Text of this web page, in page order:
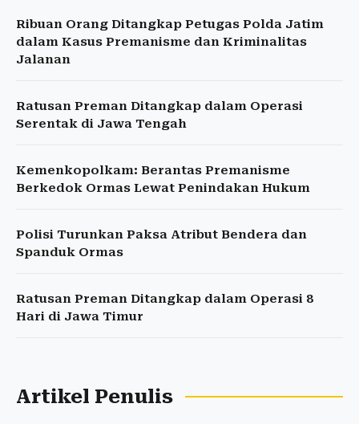
Ribuan Orang Ditangkap Petugas Polda Jatim
dalam Kasus Premanisme dan Kriminalitas
Jalanan
Ratusan Preman Ditangkap dalam Operasi
Serentak di Jawa Tengah
Kemenkopolkam: Berantas Premanisme
Berkedok Ormas Lewat Penindakan Hukum
Polisi Turunkan Paksa Atribut Bendera dan
Spanduk Ormas
Ratusan Preman Ditangkap dalam Operasi 8
Hari di Jawa Timur
Artikel Penulis